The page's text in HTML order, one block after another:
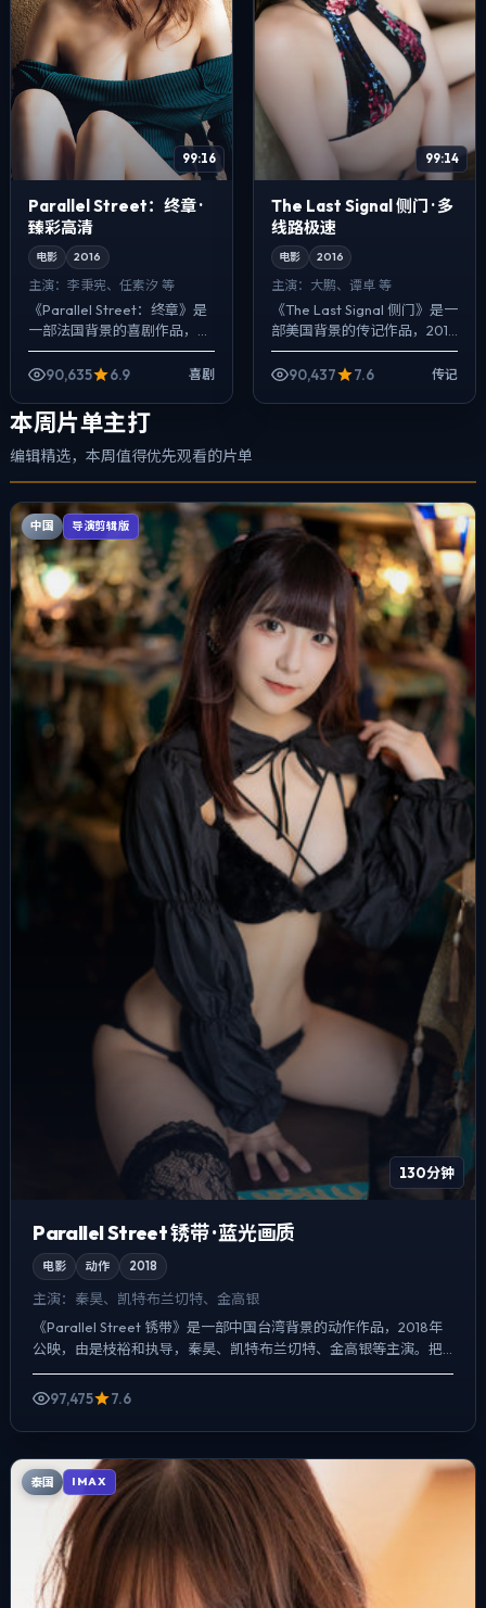
99:16
Parallel Street：终章 ·
臻彩高清
电影 2016
主演： 李秉宪、任素汐 等
《Parallel Street：终章》是
一部法国背景的喜剧作品，
2016年公映，由洪常秀执导，
李秉宪、任素汐、提莫西·查拉
90,635 6.9 喜剧
99:14
The Last Signal 侧门 · 多
线路极速
电影 2016
主演： 大鹏、谭卓 等
《The Last Signal 侧门》是一
部美国背景的传记作品，2016
年公映，由是枝裕和执导，大
鹏、谭卓、孔刘等主演。把城
90,437 7.6 传记
本周片单主打
编辑精选，本周值得优先观看的片单
中国 导演剪辑版
130分钟
Parallel Street 锈带 · 蓝光画质
电影 动作 2018
主演： 秦昊、凯特·布兰切特、金高银
《Parallel Street 锈带》是一部中国台湾背景的动作作品，2018年
公映，由是枝裕和执导，秦昊、凯特·布兰切特、金高银等主演。把
城市当作角色来写，夜景与雨声贯穿全片...
97,475
7.6
泰国 IMAX